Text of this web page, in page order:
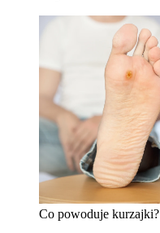
Co powoduje kurzajki?